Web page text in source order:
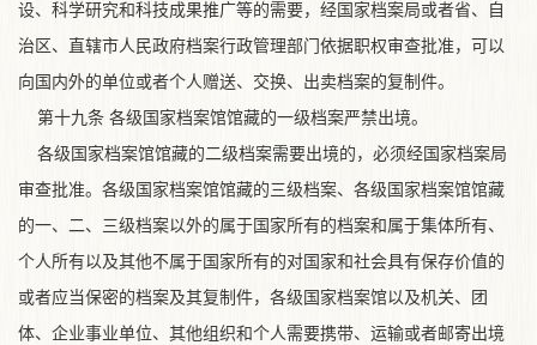
设、科学研究和科技成果推广等的需要，经国家档案局或者省、自
治区、直辖市人民政府档案行政管理部门依据职权审查批准，可以
向国内外的单位或者个人赠送、交换、出卖档案的复制件。
第十九条 各级国家档案馆馆藏的一级档案严禁出境。
各级国家档案馆馆藏的二级档案需要出境的，必须经国家档案局
审查批准。各级国家档案馆馆藏的三级档案、各级国家档案馆馆藏
的一、二、三级档案以外的属于国家所有的档案和属于集体所有、
个人所有以及其他不属于国家所有的对国家和社会具有保存价值的
或者应当保密的档案及其复制件，各级国家档案馆以及机关、团
体、企业事业单位、其他组织和个人需要携带、运输或者邮寄出境